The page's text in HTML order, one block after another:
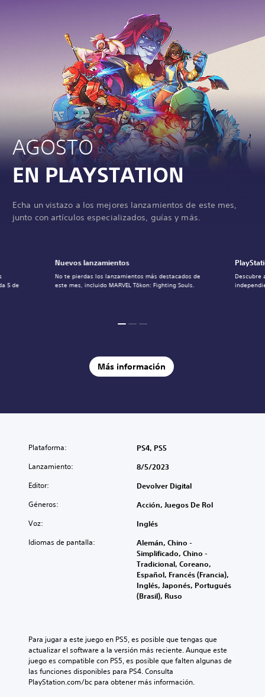
AGOSTO
EN PLAYSTATION
Echa un vistazo a los mejores lanzamientos de este mes,
junto con artículos especializados, guías y más.
Nuevos lanzamientos
No te pierdas los lanzamientos más destacados de
este mes, incluido MARVEL Tōkon: Fighting Souls.
Descubre
5 de
Más información
Plataforma: PS4, PS5
Lanzamiento: 8/5/2023
Editor: Devolver Digital
Géneros: Acción, Juegos De Rol
Voz: Inglés
Idiomas de pantalla:
Alemán, Chino -
Simplificado, Chino -
Tradicional, Coreano,
Español, Francés (Francia),
Inglés, Japonés, Portugués
(Brasil), Ruso
Para jugar a este juego en PS5, es posible que tengas que
actualizar el software a la versión más reciente. Aunque este
juego es compatible con PS5, es posible que falten algunas de
las funciones disponibles para PS4. Consulta
PlayStation.com/bc para obtener más información.